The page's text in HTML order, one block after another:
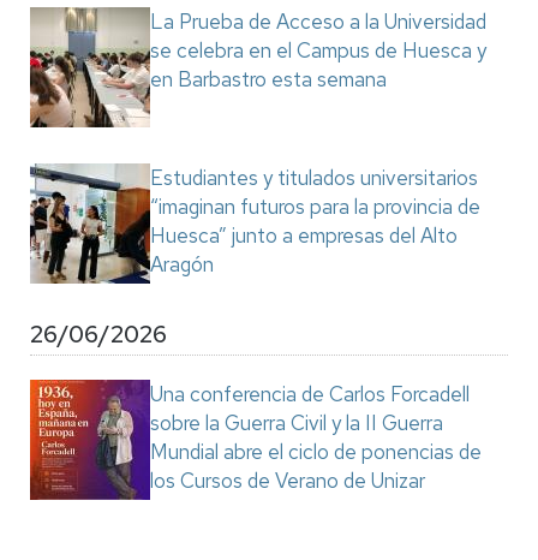
La Prueba de Acceso a la Universidad
se celebra en el Campus de Huesca y
en Barbastro esta semana
Estudiantes y titulados universitarios
“imaginan futuros para la provincia de
Huesca” junto a empresas del Alto
Aragón
26/06/2026
Una conferencia de Carlos Forcadell
sobre la Guerra Civil y la II Guerra
Mundial abre el ciclo de ponencias de
los Cursos de Verano de Unizar